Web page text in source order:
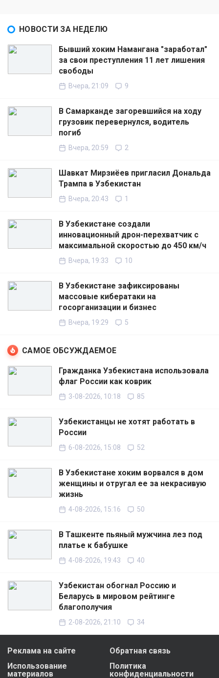
НОВОСТИ ЗА НЕДЕЛЮ
Бывший хоким Намангана "заработал"
за свои преступления 11 лет лишения
свободы
Вчера, 21:09 9
В Самарканде загоревшийся на ходу
грузовик перевернулся, водитель
погиб
Вчера, 20:59 2
Шавкат Мирзиёев пригласил Дональда
Трампа в Узбекистан
Вчера, 20:43 1
В Узбекистане создали
инновационный дрон-перехватчик с
максимальной скоростью до 450 км/ч
Вчера, 19:33 10
В Узбекистане зафиксированы
массовые кибератаки на
госорганизации и бизнес
Вчера, 19:29 5
САМОЕ ОБСУЖДАЕМОЕ
Гражданка Узбекистана использовала
флаг России как коврик
3-08-2026, 10:18 85
Узбекистанцы не хотят работать в
России
6-08-2026, 15:08 52
В Узбекистане хоким ворвался в дом
женщины и отругал ее за некрасивую
жизнь
4-08-2026, 15:16 50
В Ташкенте пьяный мужчина лез под
платье к бабушке
4-08-2026, 19:43 40
Узбекистан обогнал Россию и
Беларусь в мировом рейтинге
благополучия
2-08-2026, 21:10 34
Реклама на сайте
Обратная связь
Использование
материалов
Политика
конфиденциальности